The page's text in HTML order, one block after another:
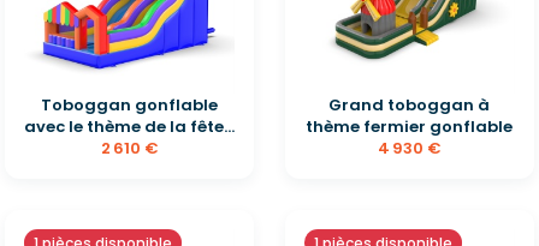
Toboggan gonflable
avec le thème de la fête...
2 610 €
Grand toboggan à
thème fermier gonflable
4 930 €